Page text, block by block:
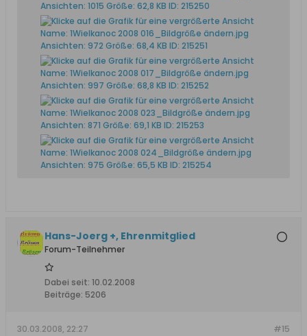
Hans-Joerg +, Ehrenmitglied
Forum-Teilnehmer
Dabei seit: 10.02.2008
Beiträge: 5206
#15
30.03.2008, 22:27